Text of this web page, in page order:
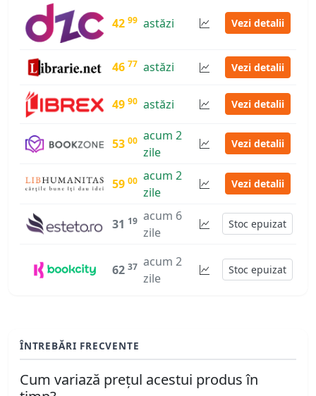
42 99 astăzi Vezi detalii
46 77 astăzi Vezi detalii
49 90 astăzi Vezi detalii
53 00 acum 2
zile
Vezi detalii
59 00 acum 2
zile
Vezi detalii
31 19 acum 6
zile
Stoc epuizat
62 37 acum 2
zile
Stoc epuizat
ÎNTREBĂRI FRECVENTE
Cum variază prețul acestui produs în